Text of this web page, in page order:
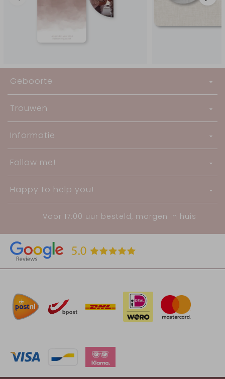
Geboorte
Trouwen
Informatie
Follow me!
Happy to help you!
Voor 17:00 uur besteld, morgen in huis